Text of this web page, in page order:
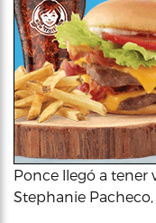
Ponce llegó a tener
Stephanie Pacheco,